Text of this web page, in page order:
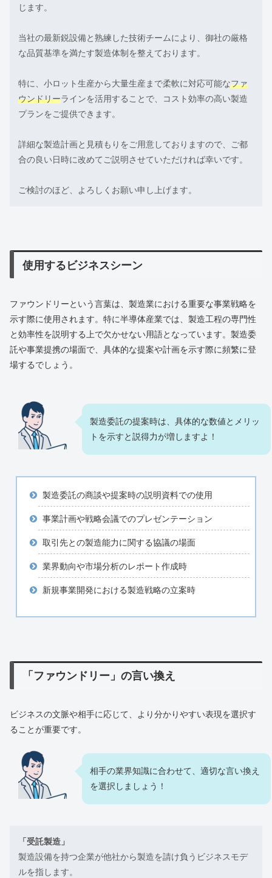
じます。
当社の最新鋭設備と熟練した技術チームにより、御社の厳格
な品質基準を満たす製造体制を整えております。
特に、小ロット生産から大量生産まで柔軟に対応可能なファ
ウンドリーラインを活用することで、コスト効率の高い製造
プランをご提供できます。
詳細な製造計画と見積もりをご用意しておりますので、ご都
合の良い日時に改めてご説明させていただければ幸いです。
ご検討のほど、よろしくお願い申し上げます。
使用するビジネスシーン
ファウンドリーという言葉は、製造業における重要な事業戦略を
示す際に使用されます。特に半導体産業では、製造工程の専門性
と効率性を説明する上で欠かせない用語となっています。製造委
託や事業提携の場面で、具体的な提案や計画を示す際に頻繁に登
場するでしょう。
製造委託の提案時は、具体的な数値とメリッ
トを示すと説得力が増しますよ！
製造委託の商談や提案時の説明資料での使用
事業計画や戦略会議でのプレゼンテーション
取引先との製造能力に関する協議の場面
業界動向や市場分析のレポート作成時
新規事業開発における製造戦略の立案時
「ファウンドリー」の言い換え
ビジネスの文脈や相手に応じて、より分かりやすい表現を選択す
ることが重要です。
相手の業界知識に合わせて、適切な言い換え
を選択しましょう！
「受託製造」
製造設備を持つ企業が他社から製造を請け負うビジネスモデ
ルを指します。